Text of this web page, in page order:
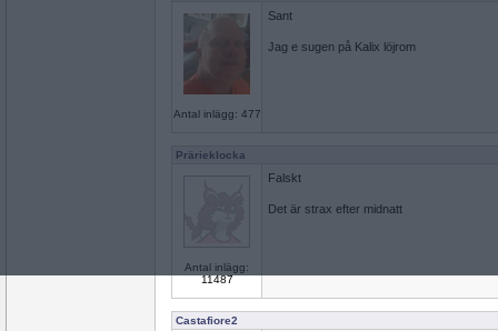
Antal inlägg: 477
Sant
Jag e sugen på Kalix löjrom
Prärieklocka
Antal inlägg:
11487
Falskt
Det är strax efter midnatt
Castafiore2